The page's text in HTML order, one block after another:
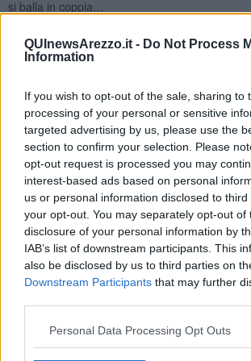
QUInewsArezzo.it - Do Not Process
Information
If you wish to opt-out of the sale, sharing to
processing of your personal or sensitive
targeted advertising by us, please use the
section to confirm your selection. Please
opt-out request is processed you may
interest-based ads based on personal
us or personal information disclosed to
your opt-out. You may separately opt-out of
disclosure of your personal information by
IAB’s list of downstream participants. This
also be disclosed by us to third parties on
Downstream Participants that may further
Personal Data Processing Opt Outs
si balla in coppia…
A ogni modo, il processo creativo nel tango, si
due fasi distinte: la prima è data
quando cioè il ballerino è in grado di vedere
passo o la postura non sono corretti quanto
questo processo, non si creerebbero passi o
concreti perché solo in questo modo l’individuo
emisferi cerebrali a lavorare insieme per
tango inoltre può essere paragonato a una
consapevole, di amorevole gentilezza che
ampliare la propria mente e sperimentare
è un dato di fatto che il tango fa bene e ballarlo
sia nel corpo che nello spirito.
Quindi tutti in milonga!
Maria Caruso